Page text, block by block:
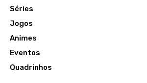
Séries
Jogos
Animes
Eventos
Quadrinhos